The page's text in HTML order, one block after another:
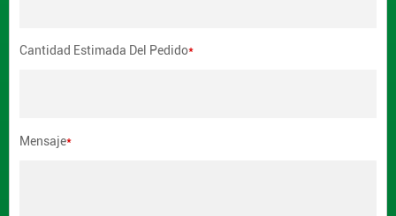
Cantidad Estimada Del Pedido*
Mensaje*